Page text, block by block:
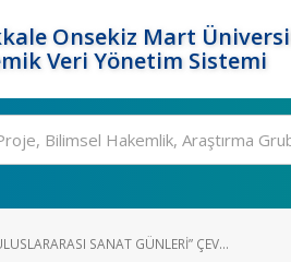
Onsekiz Mart
Veri Yönetim Sistemi
SANAT GÜNLERI” ÇEV...